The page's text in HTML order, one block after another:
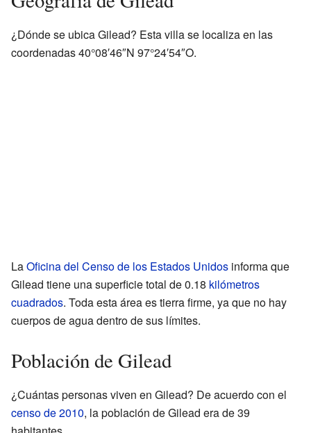
¿Dónde se ubica Gilead? Esta villa se localiza en las
coordenadas 40°08′46″N 97°24′54″O.
LaOficina del Censo de los Estados Unidos informa que
Gilead tiene una superficie total de 0.18 kilómetros
cuadrados. Toda esta área es tierra firme, ya que no hay
cuerpos de agua dentro de sus límites.
Población de Gilead
¿Cuántas personas viven en Gilead? De acuerdo con el
censo de 2010, la población de Gilead era de 39